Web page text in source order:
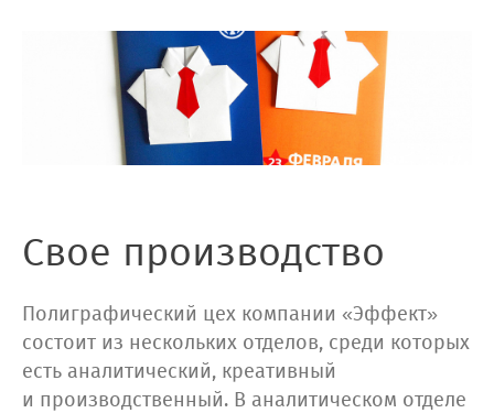
Свое производство
Полиграфический цех компании «Эффект»
состоит из нескольких отделов, среди которых
есть аналитический, креативный
и производственный. В аналитическом отделе